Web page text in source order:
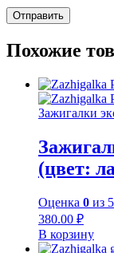
Похожие
Зажигалки
(цвет:
Оценка 0 из 5
380.00 ₽
В корзину